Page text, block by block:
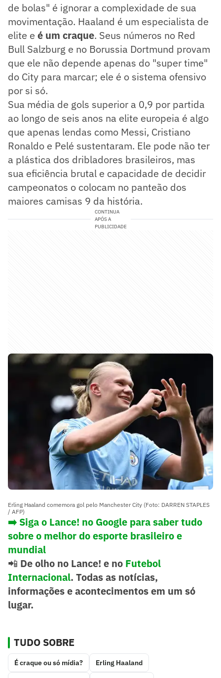
de bolas" é ignorar a complexidade de sua
movimentação. Haaland é um especialista de
elite e é um craque. Seus números no Red
Bull Salzburg e no Borussia Dortmund provam
que ele não depende apenas do "super time"
do City para marcar; ele é o sistema ofensivo
por si só.
Sua média de gols superior a 0,9 por partida
ao longo de seis anos na elite europeia é algo
que apenas lendas como Messi, Cristiano
Ronaldo e Pelé sustentaram. Ele pode não ter
a plástica dos dribladores brasileiros, mas
sua eficiência brutal e capacidade de decidir
campeonatos o colocam no panteão dos
maiores camisas 9 da história.
CONTINUA
APÓS A
PUBLICIDADE
Erling Haaland comemora gol pelo Manchester City (Foto: DARREN STAPLES
/ AFP)
➡️ Siga o Lance! no Google para saber tudo
sobre o melhor do esporte brasileiro e
mundial
📲 De olho no Lance! e no Futebol
Internacional. Todas as notícias,
informações e acontecimentos em um só
lugar.
TUDO SOBRE
É craque ou só mídia? Erling Haaland